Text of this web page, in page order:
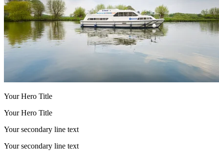
Your Hero Title
Your Hero Title
Your secondary line text
Your secondary line text